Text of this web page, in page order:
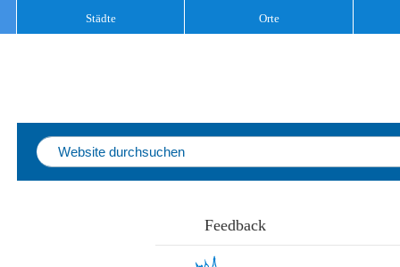
Städte Orte
Feedback